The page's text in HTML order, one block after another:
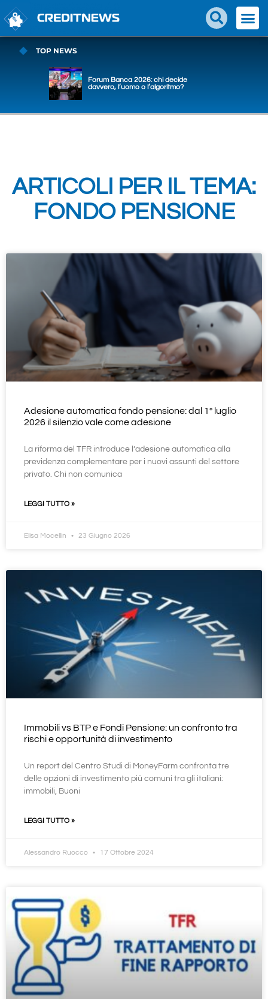
TOP NEWS
Forum Banca 2026: chi decide
davvero, l’uomo o l’algoritmo?
ARTICOLI PER IL TEMA:
FONDO PENSIONE
Adesione automatica fondo pensione: dal 1° luglio
2026 il silenzio vale come adesione
La riforma del TFR introduce l’adesione automatica alla
previdenza complementare per i nuovi assunti del settore
privato. Chi non comunica
LEGGI TUTTO »
Elisa Mocellin 23 Giugno 2026
Immobili vs BTP e Fondi Pensione: un confronto tra
rischi e opportunità di investimento
Un report del Centro Studi di MoneyFarm confronta tre
delle opzioni di investimento più comuni tra gli italiani:
immobili, Buoni
LEGGI TUTTO »
Alessandro Ruocco 17 Ottobre 2024